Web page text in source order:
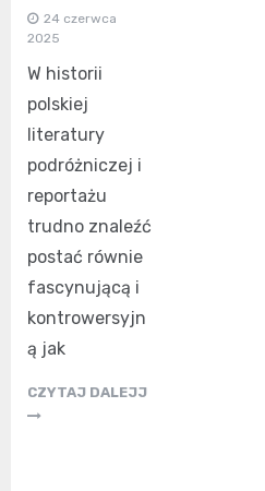
24 czerwca
2025
W historii
polskiej
literatury
podróżniczej i
reportażu
trudno znaleźć
postać równie
fascynującą i
kontrowersyjn
ą jak
CZYTAJ DALEJJ